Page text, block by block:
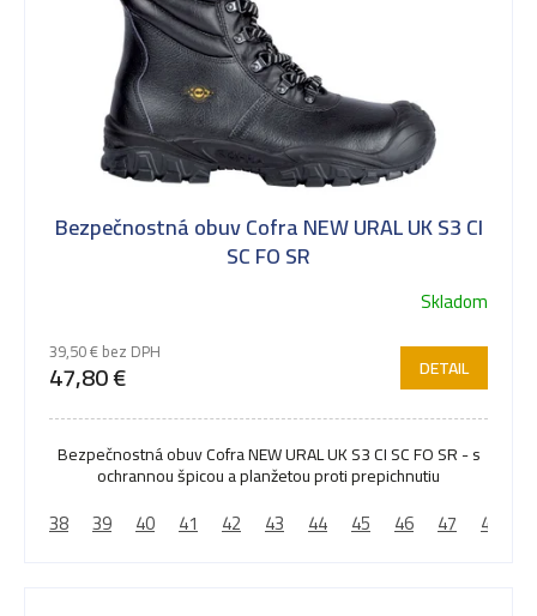
Bezpečnostná obuv Cofra NEW URAL UK S3 CI
SC FO SR
hodnotenie
produktu
je
5,0
hviezdičiek.
Skladom
39,50 € bez DPH
47,80 € DETAIL
Bezpečnostná obuv Cofra NEW URAL UK S3 CI SC FO SR - s
ochrannou špicou a planžetou proti prepichnutiu
38 39 40 41 42 43 44 45 46 47 48